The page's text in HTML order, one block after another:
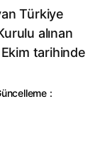
Türkiye
alınan
tarihinde
: